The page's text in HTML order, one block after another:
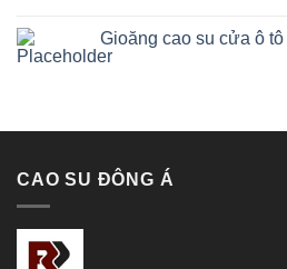
Gioăng cao su cửa ô tô
CAO SU ĐÔNG Á